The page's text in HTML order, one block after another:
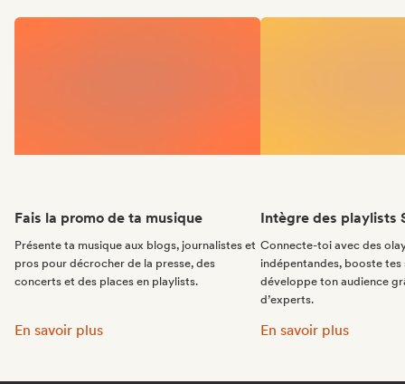
Fais la promo de ta musique
Présente ta musique aux blogs, journalistes et
pros pour décrocher de la presse, des
concerts et des places en playlists.
Fais la promo de ta musique:
En savoir plus
Intègre des playlists
Connecte-toi avec des
indépentandes, booste tes
développe ton audience
d’experts.
Intègre des playlists
En savoir plus